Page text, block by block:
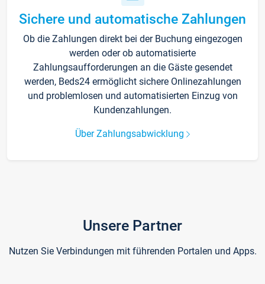
Sichere und automatische Zahlungen
Ob die Zahlungen direkt bei der Buchung eingezogen
werden oder ob automatisierte
Zahlungsaufforderungen an die Gäste gesendet
werden, Beds24 ermöglicht sichere Onlinezahlungen
und problemlosen und automatisierten Einzug von
Kundenzahlungen.
Über Zahlungsabwicklung
Unsere Partner
Nutzen Sie Verbindungen mit führenden Portalen und Apps.